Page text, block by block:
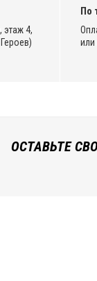
этаж 4,
По
или
ОСТАВЬТЕ